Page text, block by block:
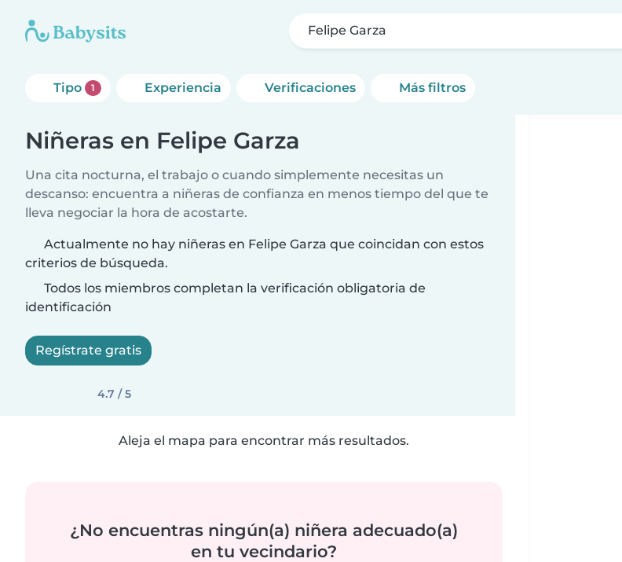
Felipe Garza
Tipo 1 Experiencia Verificaciones Más filtros
Niñeras en Felipe Garza
Una cita nocturna, el trabajo o cuando simplemente necesitas un
descanso: encuentra a niñeras de confianza en menos tiempo del que te
lleva negociar la hora de acostarte.
Actualmente no hay niñeras en Felipe Garza que coincidan con estos
criterios de búsqueda.
Todos los miembros completan la verificación obligatoria de
identificación
Regístrate gratis
4.7 / 5
Aleja el mapa para encontrar más resultados.
¿No encuentras ningún(a) niñera adecuado(a)
en tu vecindario?